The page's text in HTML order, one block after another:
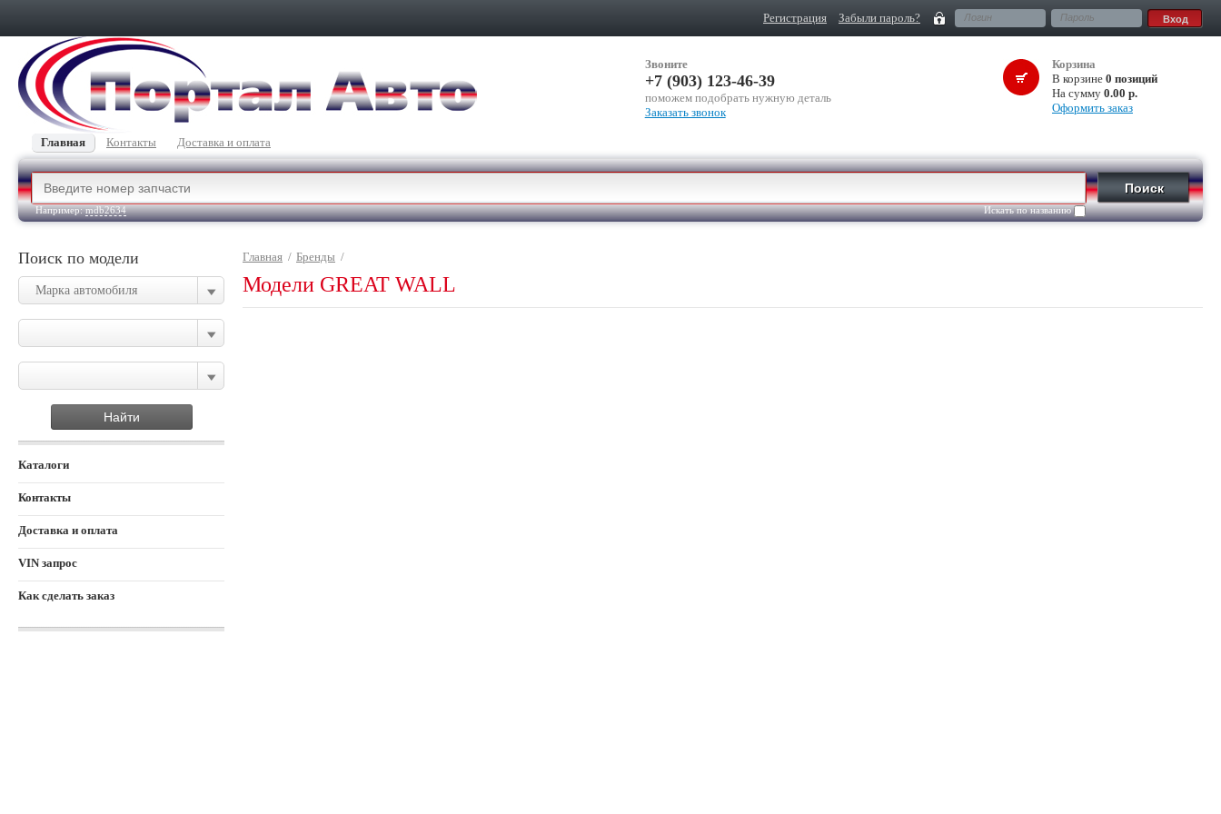
Регистрация Забыли пароль?
Корзина
В корзине 0 позиций
На сумму 0.00 р.
Оформить заказ
Звоните
+7 (903) 123-46-39
поможем подобрать нужную деталь
Заказать звонок
Главная Контакты Доставка и оплата
Например:mdb2634 Искать по названию
Поиск по модели
Марка автомобиля
Каталоги
Контакты
Доставка и оплата
VIN запрос
Как сделать заказ
Главная / Бренды /
Модели GREAT WALL